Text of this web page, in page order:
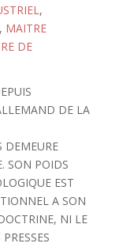
,
, MAITRE
DE
DE LA
DEMEURE
SON POIDS
EST
A SON
NI LE